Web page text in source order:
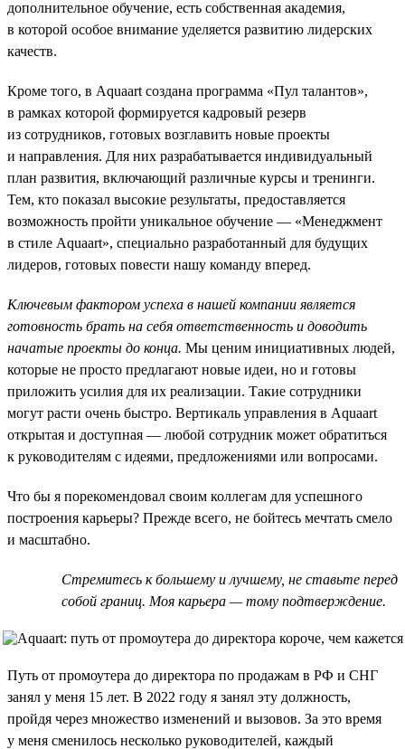
дополнительное обучение, есть собственная академия,
в которой особое внимание уделяется развитию лидерских
качеств.
Кроме того, в Aquaart создана программа «Пул талантов»,
в рамках которой формируется кадровый резерв
из сотрудников, готовых возглавить новые проекты
и направления. Для них разрабатывается индивидуальный
план развития, включающий различные курсы и тренинги.
Тем, кто показал высокие результаты, предоставляется
возможность пройти уникальное обучение — «Менеджмент
в стиле Aquaart», специально разработанный для будущих
лидеров, готовых повести нашу команду вперед.
Ключевым фактором успеха в нашей компании является
готовность брать на себя ответственность и доводить
начатые проекты до конца. Мы ценим инициативных людей,
которые не просто предлагают новые идеи, но и готовы
приложить усилия для их реализации. Такие сотрудники
могут расти очень быстро. Вертикаль управления в Aquaart
открытая и доступная — любой сотрудник может обратиться
к руководителям с идеями, предложениями или вопросами.
Что бы я порекомендовал своим коллегам для успешного
построения карьеры? Прежде всего, не бойтесь мечтать смело
и масштабно.
Стремитесь к большему и лучшему, не ставьте перед
собой границ. Моя карьера — тому подтверждение.
Путь от промоутера до директора по продажам в РФ и СНГ
занял у меня 15 лет. В 2022 году я занял эту должность,
пройдя через множество изменений и вызовов. За это время
у меня сменилось несколько руководителей, каждый